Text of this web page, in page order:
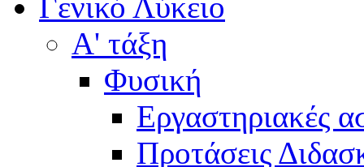
Α' τάξη
Φυσική
Εργαστηριακές
Προτάσεις